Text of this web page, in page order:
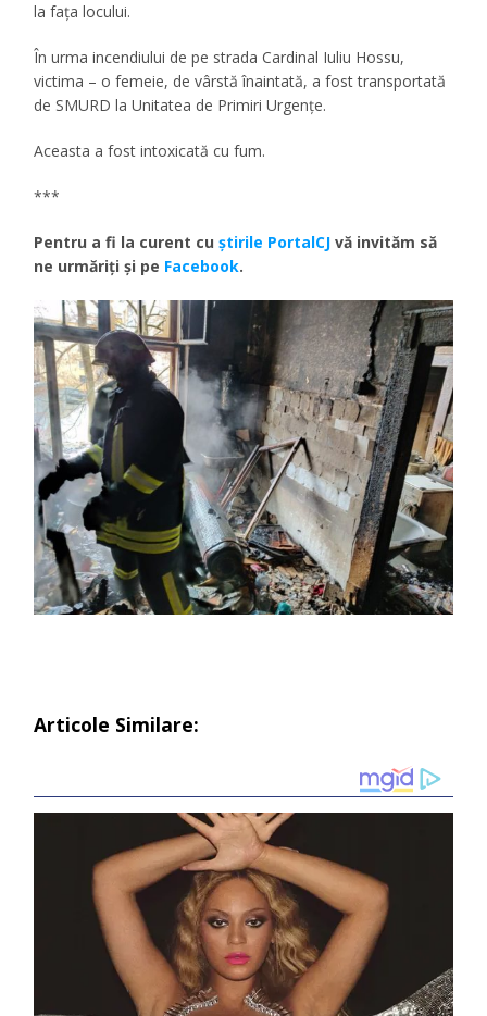
la fața locului.
În urma incendiului de pe strada Cardinal Iuliu Hossu,
victima – o femeie, de vârstă înaintată, a fost transportată
de SMURD la Unitatea de Primiri Urgențe.
Aceasta a fost intoxicată cu fum.
***
Pentru a fi la curent cuştirile PortalCJ vă invităm să
ne urmăriţi şi pe Facebook.
Articole Similare: